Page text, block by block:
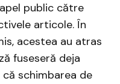
public către
articole. În
acestea au atras
fuseseră deja
schimbarea de